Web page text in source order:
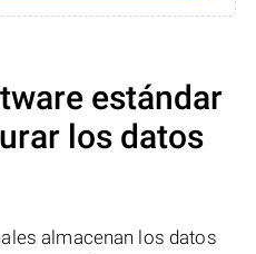
estándar
los datos
almacenan los datos